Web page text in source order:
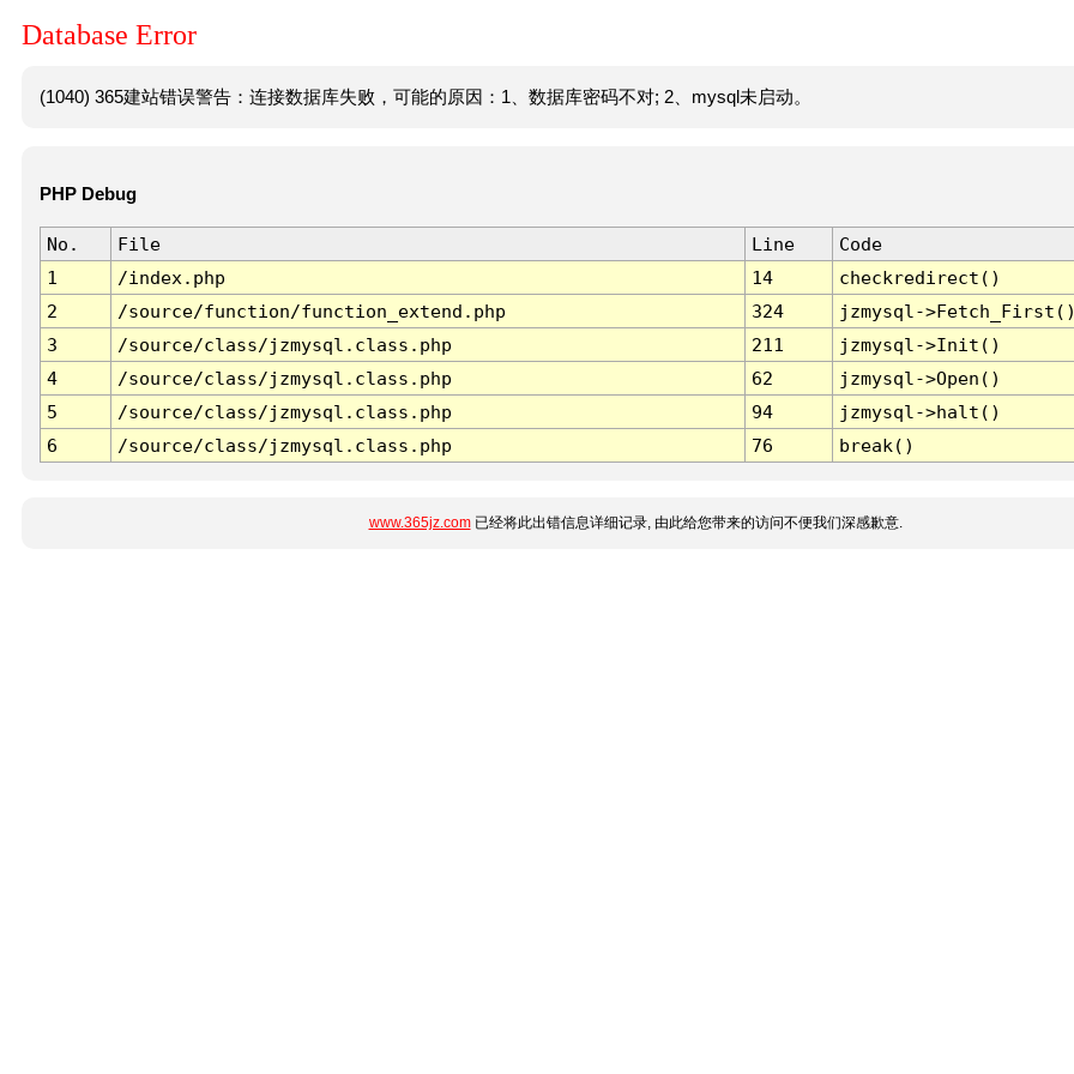
Database Error
(1040) 365建站错误警告：连接数据库失败，可能的原因：1、数据库密码不对; 2、mysql未启动。
PHP Debug
No. File Line
Code
1
/index.php 14
checkredirect()
2
/source/function/function_extend.php 324
jzmysql-
3
/source/class/jzmysql.class.php 211
jzmysql->Init()
4
/source/class/jzmysql.class.php 62
jzmysql->Open()
5
/source/class/jzmysql.class.php 94
jzmysql->halt()
6
/source/class/jzmysql.class.php 76 break()
www.365jz.com已经将此出错信息详细记录, 由此给您带来的访问不便我们深感歉意.